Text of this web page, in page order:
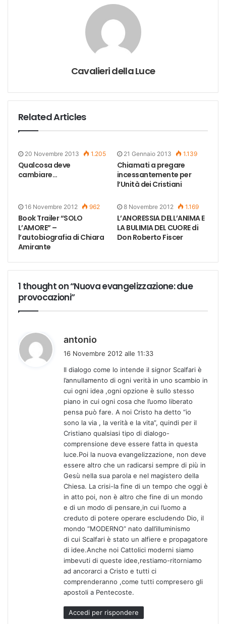
Cavalieri della Luce
Related Articles
20 Novembre 2013 1.205
Qualcosa deve
cambiare…
21 Gennaio 2013 1.139
Chiamati a pregare
incessantemente per
l’Unità dei Cristiani
16 Novembre 2012 962
Book Trailer “SOLO
L’AMORE” –
l’autobiografia di Chiara
Amirante
8 Novembre 2012 1.169
L’ANORESSIA DELL’ANIMA E
LA BULIMIA DEL CUORE di
Don Roberto Fiscer
1 thought on “Nuova evangelizzazione: due
provocazioni”
antonio
e
t
t
16 Novembre 2012 alle 11:33
Il dialogo come lo intende il signor Scalfari è
l’annullamento di ogni verità in uno scambio in
cui ogni idea ,ogni opzione è sullo stesso
piano in cui ogni cosa che l’uomo liberato
pensa può fare. A noi Cristo ha detto “io
sono la via , la verità e la vita”, quindi per il
Cristiano qualsiasi tipo di dialogo-
comprensione deve essere fatta in questa
luce.Poi la nuova evangelizzazione, non deve
essere altro che un radicarsi sempre di più in
Gesù nella sua parola e nel magistero della
Chiesa. La crisi-la fine di un tempo che oggi è
in atto poi, non è altro che fine di un mondo
e di un modo di pensare,in cui l’uomo a
creduto di potere operare escludendo Dio, il
mondo “MODERNO” nato dall’illuminismo
di cui Scalfari è stato un alfiere e propagatore
di idee.Anche noi Cattolici moderni siamo
imbevuti di queste idee,restiamo-ritorniamo
ad ancorarci a Cristo e tutti ci
comprenderanno ,come tutti compresero gli
apostoli a Pentecoste.
Accedi per rispondere